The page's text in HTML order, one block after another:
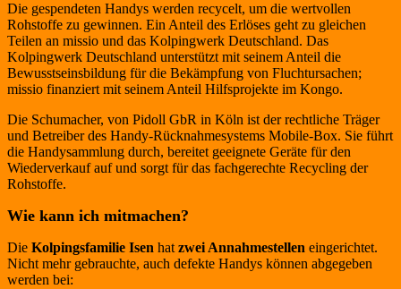
Die gespendeten Handys werden recycelt, um die wertvollen
Rohstoffe zu gewinnen. Ein Anteil des Erlöses geht zu gleichen
Teilen an missio und das Kolpingwerk Deutschland. Das
Kolpingwerk Deutschland unterstützt mit seinem Anteil die
Bewusstseinsbildung für die Bekämpfung von Fluchtursachen;
missio finanziert mit seinem Anteil Hilfsprojekte im Kongo.
Die Schumacher, von Pidoll GbR in Köln ist der rechtliche Träger
und Betreiber des Handy-Rücknahmesystems Mobile-Box. Sie führt
die Handysammlung durch, bereitet geeignete Geräte für den
Wiederverkauf auf und sorgt für das fachgerechte Recycling der
Rohstoffe.
Wie kann ich mitmachen?
Die Kolpingsfamilie Isen hatzwei Annahmestellen eingerichtet.
Nicht mehr gebrauchte, auch defekte Handys können abgegeben
werden bei: